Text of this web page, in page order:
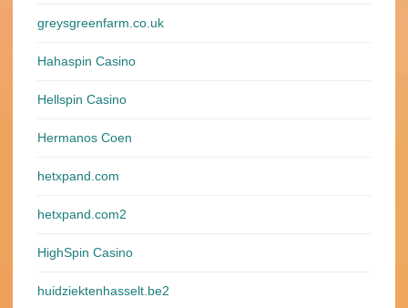
greysgreenfarm.co.uk
Hahaspin Casino
Hellspin Casino
Hermanos Coen
hetxpand.com
hetxpand.com2
HighSpin Casino
huidziektenhasselt.be2